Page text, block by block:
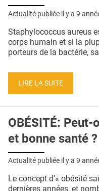
Actualité publiée il y a 9
Staphylococcus aureus
corps humain et si la
porteurs de la bactérie,
LIRE LA SUITE
OBÉSITÉ:
et bonne santé ?
Actualité publiée il y a 9
Le concept d’« obésité
dernières années, et